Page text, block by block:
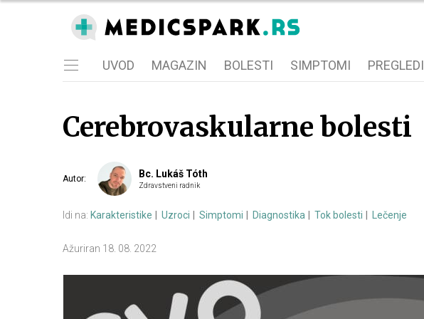
UVOD MAGAZIN BOLESTI SIMPTOMI PREGLEDI
Cerebrovaskularne bolesti
Autor: Bc. Lukáš Tóth
Zdravstveni radnik
Idi na: Karakteristike Uzroci Simptomi Diagnostika Tok bolesti Lečenje
Ažuriran 18. 08. 2022